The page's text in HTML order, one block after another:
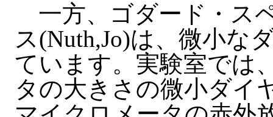
一方、ゴダード・ス
ス(Nuth,Jo)は、微小な
ています。実験室では
タの大きさの微小ダイ